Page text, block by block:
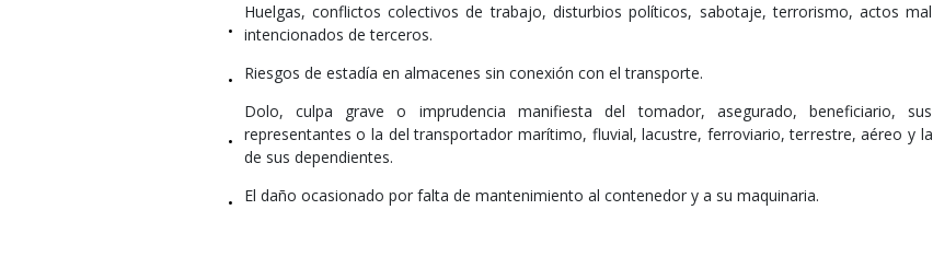
•
Huelgas, conflictos colectivos de trabajo, disturbios políticos, sabotaje, terrorismo, actos mal
intencionados de terceros.
• Riesgos de estadía en almacenes sin conexión con el transporte.
•
Dolo, culpa grave o imprudencia manifiesta del tomador, asegurado, beneficiario, sus
representantes o la del transportador marítimo, fluvial, lacustre, ferroviario, terrestre, aéreo y la
de sus dependientes.
• El daño ocasionado por falta de mantenimiento al contenedor y a su maquinaria.